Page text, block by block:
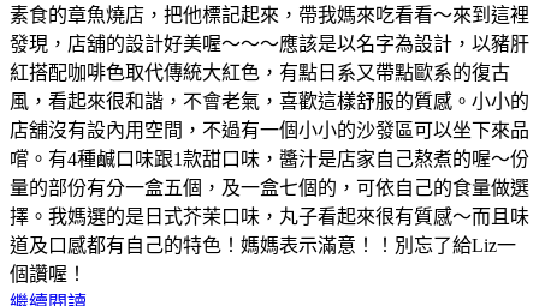
素食的章魚燒店，把他標記起來，帶我媽來吃看看～來到這裡
發現，店舖的設計好美喔～～～應該是以名字為設計，以豬肝
紅搭配咖啡色取代傳統大紅色，有點日系又帶點歐系的復古
風，看起來很和諧，不會老氣，喜歡這樣舒服的質感。小小的
店舖沒有設內用空間，不過有一個小小的沙發區可以坐下來品
嚐。有4種鹹口味跟1款甜口味，醬汁是店家自己熬煮的喔～份
量的部份有分一盒五個，及一盒七個的，可依自己的食量做選
擇。我媽選的是日式芥茉口味，丸子看起來很有質感～而且味
道及口感都有自己的特色！媽媽表示滿意！！別忘了給Liz一
個讚喔！